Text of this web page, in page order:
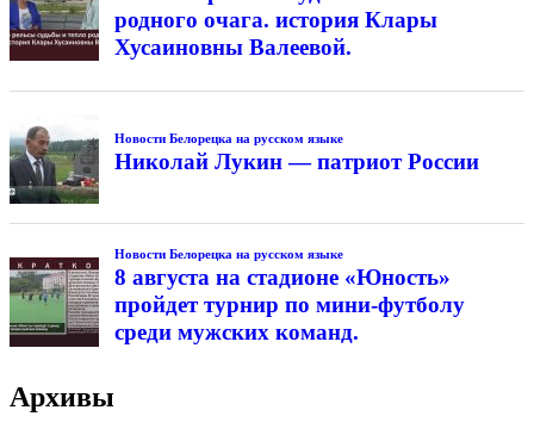
родного очага. история Клары
Хусаиновны Валеевой.
Новости Белорецка на русском языке
Николай Лукин — патриот России
Новости Белорецка на русском языке
8 августа на стадионе «Юность»
пройдет турнир по мини-футболу
среди мужских команд.
Архивы